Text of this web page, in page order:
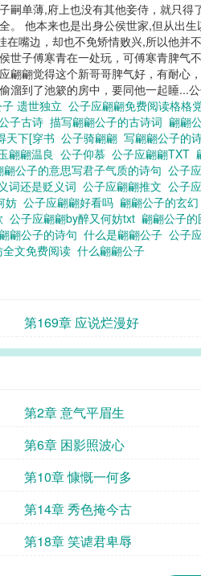
一吻。 “无论忠臣良将，还是乱臣贼子，我这一生，都只为陛下而战。” ——为什么开始“作恶”之
的应翩翩今天也还是很疑惑。 白切黑惧内攻&疯批作精受 PS：“作恶”是加引号的，主角没
为，为防止误会特此说明，谢谢大家！ 【画师：木寒阁-醋栗；非定制】 公子
翩翩by醉又何妨,公子应翩翩双洁吗,
嗣单薄,府上也没有其他妾侍，就只
。 他本来也是出身公侯世家,但从出
在嘴边，却也不免矫情败兴,所以他
世子傅寒青在一处玩，可傅寒青脾
翩翩觉得这个新哥哥脾气好，有耐
溜到了池簌的房中，要同他一起睡
遗世独立 公子应翩翩免费阅读格格
子古诗 描写翩翩公子的古诗词 翩翩
天下[穿书 公子骑翩翩 写翩翩公子的
翩翩温良 公子仰慕 公子应翩翩TXT
翩公子的意思写君子气质的诗句 公子
词还是贬义词 公子应翩翩推文 公子
妨 公子应翩翩好看吗 翩翩公子的玄幻
公子应翩翩by醉又何妨txt 翩翩公子
翩公子的诗句 什么是翩翩公子 公子
文免费阅读 什么翩翩公子
第169章 应说烂漫好
第2章 意气平眉生
第6章 困影照波心
第10章 慷慨一何多
第14章 秀色掩今古
第18章 笑谑君卑辱